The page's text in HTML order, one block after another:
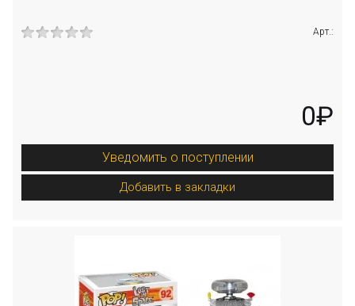
Арт.:
0₽
Уведомить о поступлении
Добавить в закладки